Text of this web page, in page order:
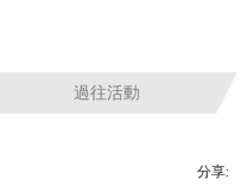
過往活動
分享: